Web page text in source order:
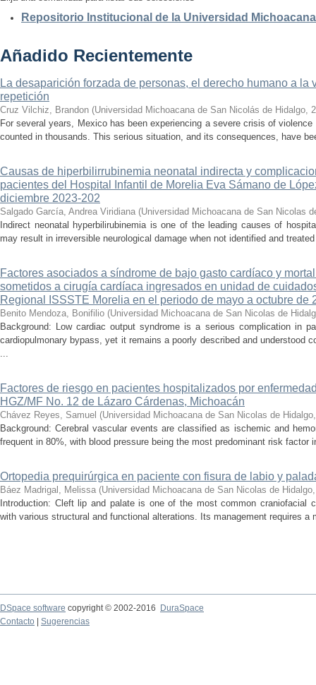
Repositorio Institucional de la Universidad
Añadido Recientemente
La desaparición forzada de personas, el derecho humano a la
repetición
Cruz Vilchiz, Brandon (Universidad Michoacana de San Nicolás de Hidalgo,
For several years, Mexico has been experiencing a severe crisis of
counted in thousands. This serious situation, and its consequences, have
Causas de hiperbilirrubinemia neonatal indirecta y
pacientes del Hospital Infantil de Morelia Eva Sámano de
diciembre 2023-202
Salgado García, Andrea Viridiana (Universidad Michoacana de San Nicolas
Indirect neonatal hyperbilirubinemia is one of the leading causes of
may result in irreversible neurological damage when not identified and
Factores asociados a síndrome de bajo gasto cardíaco y
sometidos a cirugía cardíaca ingresados en unidad de
Regional ISSSTE Morelia en el periodo de mayo a octubre de
Benito Mendoza, Bonifilio (Universidad Michoacana de San Nicolas de
Background: Low cardiac output syndrome is a serious complication in
cardiopulmonary bypass, yet it remains a poorly described and understood
...
Factores de riesgo en pacientes hospitalizados por
HGZ/MF No. 12 de Lázaro Cárdenas, Michoacán
Chávez Reyes, Samuel (Universidad Michoacana de San Nicolas de Hidalgo
Background: Cerebral vascular events are classified as ischemic and
frequent in 80%, with blood pressure being the most predominant risk factor
Ortopedia prequirúrgica en paciente con fisura de labio y
Báez Madrigal, Melissa (Universidad Michoacana de San Nicolas de Hidalgo
Introduction: Cleft lip and palate is one of the most common craniofacial
with various structural and functional alterations. Its management requires a
DSpace software copyright © 2002-2016
DuraSpace
Contacto
Sugerencias